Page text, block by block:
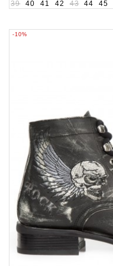
39 40 41 42 43 44 45
-10%